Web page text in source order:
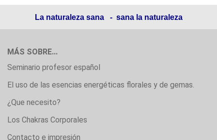
La naturaleza sana - sana la naturaleza
MÁS SOBRE...
Seminario profesor español
El uso de las esencias energéticas florales y de gemas.
¿Que necesito?
Los Chakras Corporales
Contacto e impresión